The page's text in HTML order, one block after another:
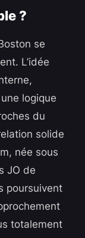
?
se
L’idée
logique
du
solide
née sous
JO de
poursuivent
totalement